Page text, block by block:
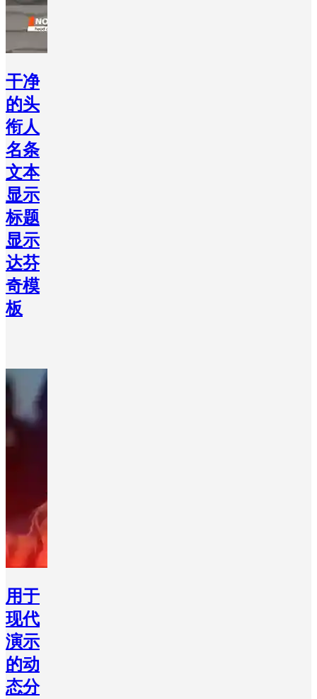
干净
的头
衔人
名条
文本
显示
标题
显示
达芬
奇模
板
用于
现代
演示
的动
态分